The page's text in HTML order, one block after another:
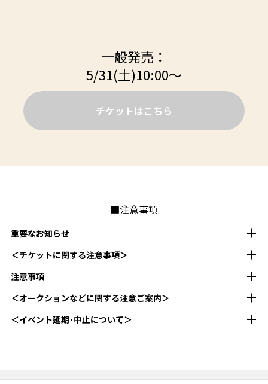
一般発売：
5/31(土)10:00～
チケットはこちら
■注意事項
重要なお知らせ
＜チケットに関する注意事項＞
注意事項
＜オークションなどに関する注意ご案内＞
＜イベント延期･中止について＞